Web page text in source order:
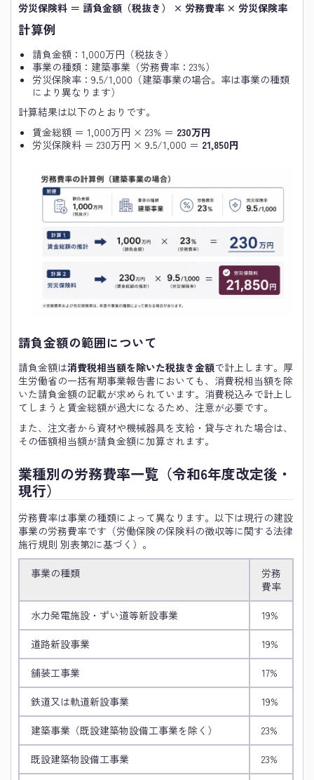
労災保険料 ＝ 請負金額（税抜き） × 労務費率 × 労災保険率
計算例
請負金額：1,000万円（税抜き）
事業の種類：建築事業（労務費率：23%）
労災保険率：9.5/1,000（建築事業の場合。率は事業の種類
により異なります）
計算結果は以下のとおりです。
賃金総額 ＝ 1,000万円 × 23% ＝ 230万円
労災保険料 ＝ 230万円 × 9.5/1,000 ＝ 21,850円
請負金額の範囲について
請負金額は消費税相当額を除いた税抜き金額で計上します。厚
生労働省の一括有期事業報告書においても、消費税相当額を除
いた請負金額の記載が求められています。消費税込みで計上し
てしまうと賃金総額が過大になるため、注意が必要です。
また、注文者から資材や機械器具を支給・貸与された場合は、
その価額相当額が請負金額に加算されます。
業種別の労務費率一覧（令和6年度改定後・
現行）
労務費率は事業の種類によって異なります。以下は現行の建設
事業の労務費率です（労働保険の保険料の徴収等に関する法律
施行規則 別表第2に基づく）。
事業の種類
労務
費率
水力発電施設・ずい道等新設事業 19%
道路新設事業 19%
舗装工事業 17%
鉄道又は軌道新設事業 19%
建築事業（既設建築物設備工事業を除く） 23%
既設建築物設備工事業 23%